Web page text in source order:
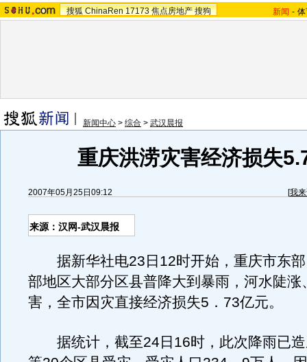
搜狐 ChinaRen 17173 焦点房地产 搜狗 新闻 -
新闻中心 > 综合 > 武汉晨报
重庆洪涝灾害经济损失
2007年05月25日09:12 [我
来源：汉网-武汉晨报
据新华社电23日12时开始，重庆市东部
部地区大部分区县普降大到暴雨，河水陡涨
害，全市因灾直接经济损失5．73亿元。
据统计，截至24日16时，此次降雨已造